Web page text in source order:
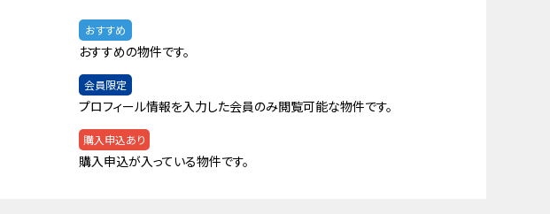
おすすめ
おすすめの物件です。
会員限定
プロフィール情報を入力した会員のみ閲覧可能な物件です。
購入申込あり
購入申込が入っている物件です。